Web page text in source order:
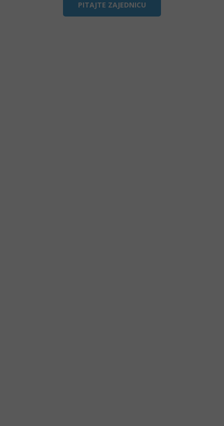
PITAJTE ZAJEDNICU